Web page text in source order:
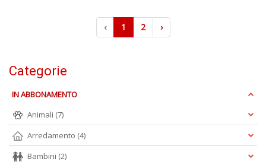
‹ 1 2 ›
Categorie
IN ABBONAMENTO
Animali (7)
Arredamento (4)
Bambini (2)